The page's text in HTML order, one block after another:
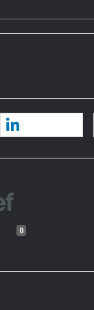
and the New
and Society 4,
Efficiency?
49-62, edited
の哲学 [Filosofía
潤全集[Obras
del Japón
tosa21652
0